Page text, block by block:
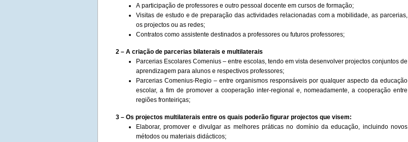
A participação de professores e outro pessoal docente em cursos de formação;
Visitas de estudo e de preparação das actividades relacionadas com a mobilidade, as parcerias,
os projectos ou as redes;
Contratos como assistente destinados a professores ou futuros professores;
2 – A criação de parcerias bilaterais e multilaterais
Parcerias Escolares Comenius – entre escolas, tendo em vista desenvolver projectos conjuntos de
aprendizagem para alunos e respectivos professores;
Parcerias Comenius-Regio – entre organismos responsáveis por qualquer aspecto da educação
escolar, a fim de promover a cooperação inter-regional e, nomeadamente, a cooperação entre
regiões fronteiriças;
3 – Os projectos multilaterais entre os quais poderão figurar projectos que visem:
Elaborar, promover e divulgar as melhores práticas no domínio da educação, incluindo novos
métodos ou materiais didácticos;